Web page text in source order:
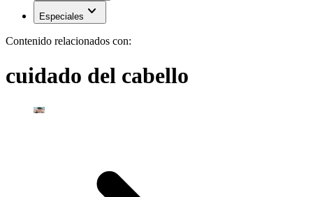
Especiales expand_more
Contenido relacionados con:
cuidado del cabello